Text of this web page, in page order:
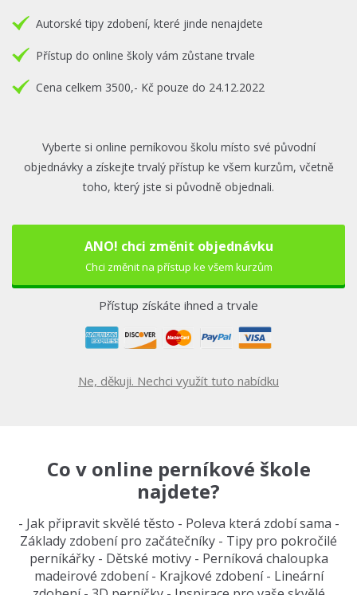
Autorské tipy zdobení, které jinde nenajdete
Přístup do online školy vám zůstane trvale
Cena celkem 3500,- Kč pouze do 24.12.2022
Vyberte si online perníkovou školu místo své původní
objednávky a získejte trvalý přístup ke všem kurzům, včetně
toho, který jste si původně objednali.
ANO! chci změnit objednávku
Chci změnit na přístup ke všem kurzům
Přístup získáte ihned a trvale
Ne, děkuji. Nechci využít tuto nabídku
Co v online perníkové škole
najdete?
- Jak připravit skvělé těsto - Poleva která zdobí sama -
Základy zdobení pro začátečníky - Tipy pro pokročilé
perníkářky - Dětské motivy - Perníková chaloupka
madeirové zdobení - Krajkové zdobení - Lineární